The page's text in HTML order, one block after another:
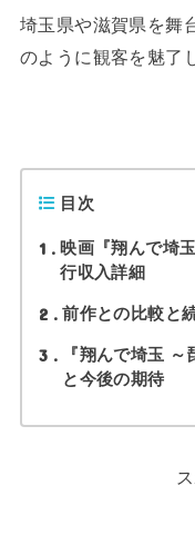
埼玉県や滋賀県を舞
のように観客を魅了
目次
1
映画『翔んで埼
行収入詳細
2 前作との比較と
3
『翔んで埼玉
と今後の期待